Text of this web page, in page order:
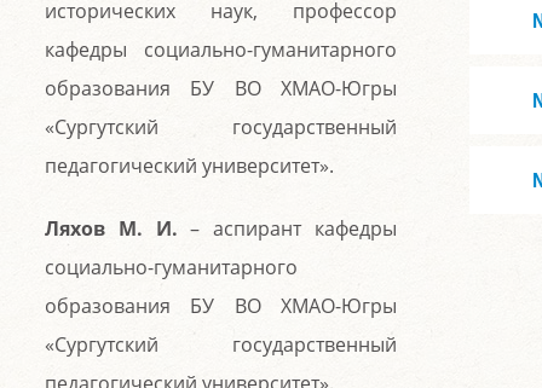
исторических наук, профессор
кафедры социально-гуманитарного
образования БУ ВО ХМАО-Югры
«Сургутский государственный
педагогический университет».
Ляхов М. И. – аспирант кафедры
социально-гуманитарного
образования БУ ВО ХМАО-Югры
«Сургутский государственный